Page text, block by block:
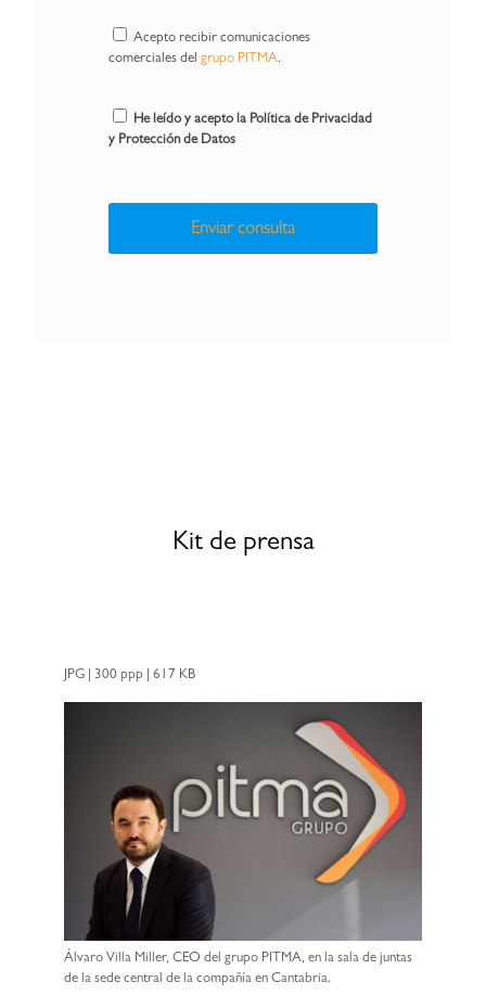
Acepto recibir comunicaciones
comerciales delgrupo PITMA.
He leído y acepto la Política de Privacidad
y Protección de Datos
Kit de prensa
JPG | 300 ppp | 617 KB
Álvaro Villa Miller, CEO del grupo PITMA, en la sala de juntas
de la sede central de la compañía en Cantabria.